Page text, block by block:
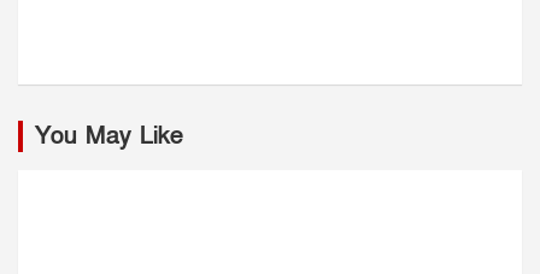
You May Like